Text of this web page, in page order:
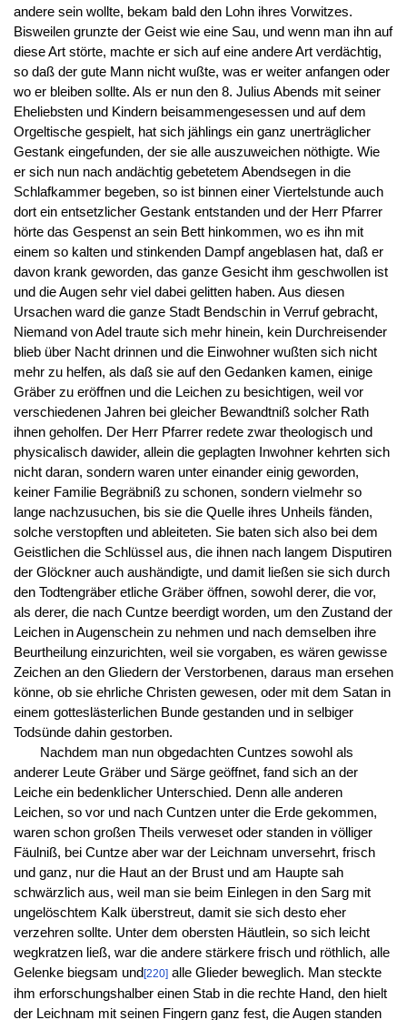
andere sein wollte, bekam bald den Lohn ihres Vorwitzes.
Bisweilen grunzte der Geist wie eine Sau, und wenn man ihn auf
diese Art störte, machte er sich auf eine andere Art verdächtig,
so daß der gute Mann nicht wußte, was er weiter anfangen oder
wo er bleiben sollte. Als er nun den 8. Julius Abends mit seiner
Eheliebsten und Kindern beisammengesessen und auf dem
Orgeltische gespielt, hat sich jählings ein ganz unerträglicher
Gestank eingefunden, der sie alle auszuweichen nöthigte. Wie
er sich nun nach andächtig gebetetem Abendsegen in die
Schlafkammer begeben, so ist binnen einer Viertelstunde auch
dort ein entsetzlicher Gestank entstanden und der Herr Pfarrer
hörte das Gespenst an sein Bett hinkommen, wo es ihn mit
einem so kalten und stinkenden Dampf angeblasen hat, daß er
davon krank geworden, das ganze Gesicht ihm geschwollen ist
und die Augen sehr viel dabei gelitten haben. Aus diesen
Ursachen ward die ganze Stadt Bendschin in Verruf gebracht,
Niemand von Adel traute sich mehr hinein, kein Durchreisender
blieb über Nacht drinnen und die Einwohner wußten sich nicht
mehr zu helfen, als daß sie auf den Gedanken kamen, einige
Gräber zu eröffnen und die Leichen zu besichtigen, weil vor
verschiedenen Jahren bei gleicher Bewandtniß solcher Rath
ihnen geholfen. Der Herr Pfarrer redete zwar theologisch und
physicalisch dawider, allein die geplagten Inwohner kehrten sich
nicht daran, sondern waren unter einander einig geworden,
keiner Familie Begräbniß zu schonen, sondern vielmehr so
lange nachzusuchen, bis sie die Quelle ihres Unheils fänden,
solche verstopften und ableiteten. Sie baten sich also bei dem
Geistlichen die Schlüssel aus, die ihnen nach langem Disputiren
der Glöckner auch aushändigte, und damit ließen sie sich durch
den Todtengräber etliche Gräber öffnen, sowohl derer, die vor,
als derer, die nach Cuntze beerdigt worden, um den Zustand der
Leichen in Augenschein zu nehmen und nach demselben ihre
Beurtheilung einzurichten, weil sie vorgaben, es wären gewisse
Zeichen an den Gliedern der Verstorbenen, daraus man ersehen
könne, ob sie ehrliche Christen gewesen, oder mit dem Satan in
einem gotteslästerlichen Bunde gestanden und in selbiger
Todsünde dahin gestorben.
Nachdem man nun obgedachten Cuntzes sowohl als
anderer Leute Gräber und Särge geöffnet, fand sich an der
Leiche ein bedenklicher Unterschied. Denn alle anderen
Leichen, so vor und nach Cuntzen unter die Erde gekommen,
waren schon großen Theils verweset oder standen in völliger
Fäulniß, bei Cuntze aber war der Leichnam unversehrt, frisch
und ganz, nur die Haut an der Brust und am Haupte sah
schwärzlich aus, weil man sie beim Einlegen in den Sarg mit
ungelöschtem Kalk überstreut, damit sie sich desto eher
verzehren sollte. Unter dem obersten Häutlein, so sich leicht
wegkratzen ließ, war die andere stärkere frisch und röthlich, alle
Gelenke biegsam und[220]alle Glieder beweglich. Man steckte
ihm erforschungshalber einen Stab in die rechte Hand, den hielt
der Leichnam mit seinen Fingern ganz fest, die Augen standen